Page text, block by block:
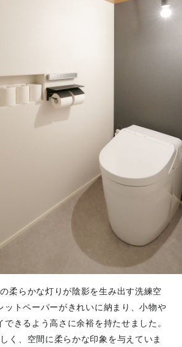
柔らかな灯りが陰影を生み出す洗練空
ットペーパーがきれいに納まり、小物や
できるよう高さに余裕を持たせました。
く、空間に柔らかな印象を与えていま